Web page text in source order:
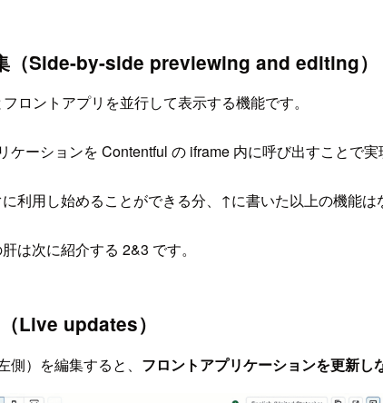
（Side-by-side previewing and editing）
ロントアプリを並行して表示する機能です。
ーションを Contentful の iframe 内に呼び出すことで実
利用し始めることができる分、↑に書いた以上の機能
は次に紹介する 2&3 です。
Live updates）
）を編集すると、 フロントアプリケーションを更新